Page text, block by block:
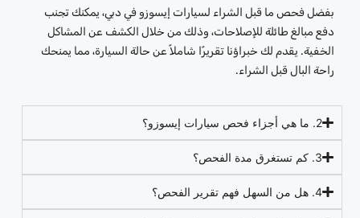
بفضل فحص ما قبل الشراء لسيارات إيسوزو في دبي، يمكنك تجنب
دفع مبالغ طائلة للإصلاحات، وذلك من خلال الكشف عن المشاكل
الخفية. يقدم لك خبراؤنا تقريرًا شاملاً عن حالة السيارة، مما يمنحك
راحة البال قبل الشراء.
2. ما هي أجزاء فحص سيارات إيسوزو؟
3. كم تستغرق مدة الفحص؟
4. هل من السهل فهم تقرير الفحص؟